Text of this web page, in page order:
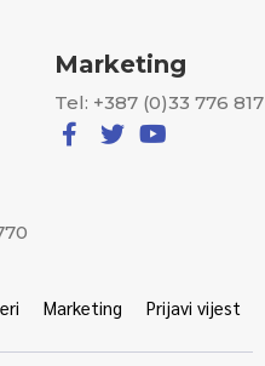
Marketing
Tel: +387 (0)33 776 817
Marketing Prijavi vijest